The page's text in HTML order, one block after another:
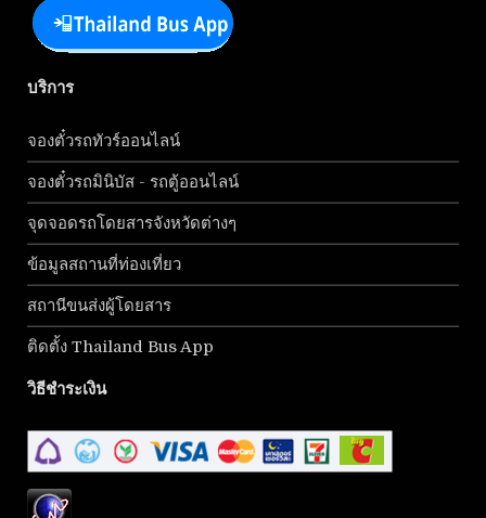
บริการ
จองตั๋วรถทัวร์ออนไลน์
จองตั๋วรถมินิบัส - รถตู้ออนไลน์
จุดจอดรถโดยสารจังหวัดต่างๆ
ข้อมูลสถานที่ท่องเที่ยว
สถานีขนส่งผู้โดยสาร
ติดตั้ง Thailand Bus App
วิธีชำระเงิน